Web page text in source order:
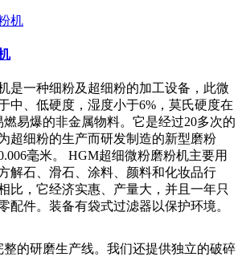
是一种细粉及超细粉的加工设备，此微
中、低硬度，湿度小于6%，莫氏硬度在
易爆的非金属物料。它是经过20多次的
超细粉的生产而研发制造的新型磨粉
毫米。 HGM超细微粉磨粉机主要用
解石、滑石、涂料、颜料和化妆品行
比，它经济实惠、产量大，并且一年只
配件。装备有袋式过滤器以保护环境。
的研磨生产线。我们还提供独立的破碎